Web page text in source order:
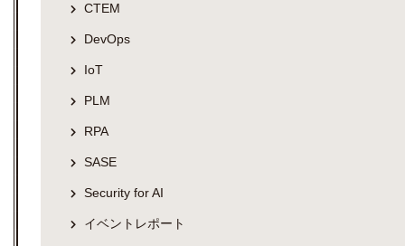
CTEM
DevOps
IoT
PLM
RPA
SASE
Security for AI
イベントレポート